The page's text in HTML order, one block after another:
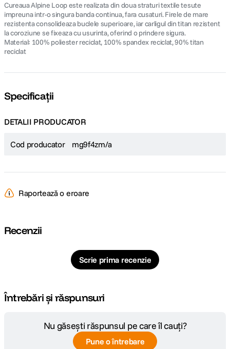
Cureaua Alpine Loop este realizata din doua straturi textile tesute
impreuna intr-o singura banda continua, fara cusaturi. Firele de mare
rezistenta consolideaza buclele superioare, iar carligul din titan rezistent
la coroziune se fixeaza cu usurinta, oferind o prindere sigura.
Material: 100% poliester reciclat, 100% spandex reciclat, 90% titan
reciclat
Specificații
DETALII PRODUCATOR
Cod producator mg9f4zm/a
Raportează o eroare
Recenzii
Scrie prima recenzie
Întrebări și răspunsuri
Nu găsești răspunsul pe care îl cauți?
Pune o întrebare